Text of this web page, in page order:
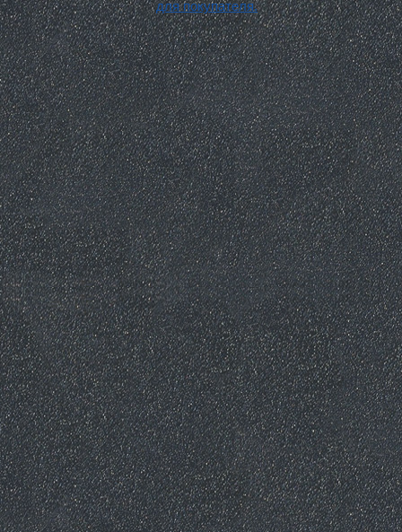
для покупателя.